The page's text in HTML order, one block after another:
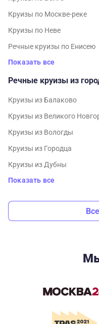
Круизы по Москве-реке
Круизы по Неве
Речные круизы по Енисею
Показать все
Речные круизы из
Круизы из Балаково
Круизы из Великого
Круизы из Вологды
Круизы из Городца
Круизы из Дубны
Показать все